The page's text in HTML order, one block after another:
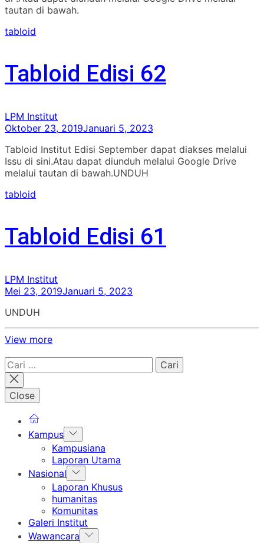
tautan di bawah.
tabloid
Tabloid Edisi 62
LPM Institut
Oktober 23, 2019Januari 5, 2023
Tabloid Institut Edisi September dapat diakses melalui
Issu di sini.Atau dapat diunduh melalui Google Drive
melalui tautan di bawah.UNDUH
tabloid
Tabloid Edisi 61
LPM Institut
Mei 23, 2019Januari 5, 2023
UNDUH
View more
Cari
untuk:
Close
Kampus Show
sub
menu
Kampusiana
Laporan Utama
Nasional Show
sub
menu
Laporan Khusus
humanitas
Komunitas
Galeri Institut
Wawancara Show